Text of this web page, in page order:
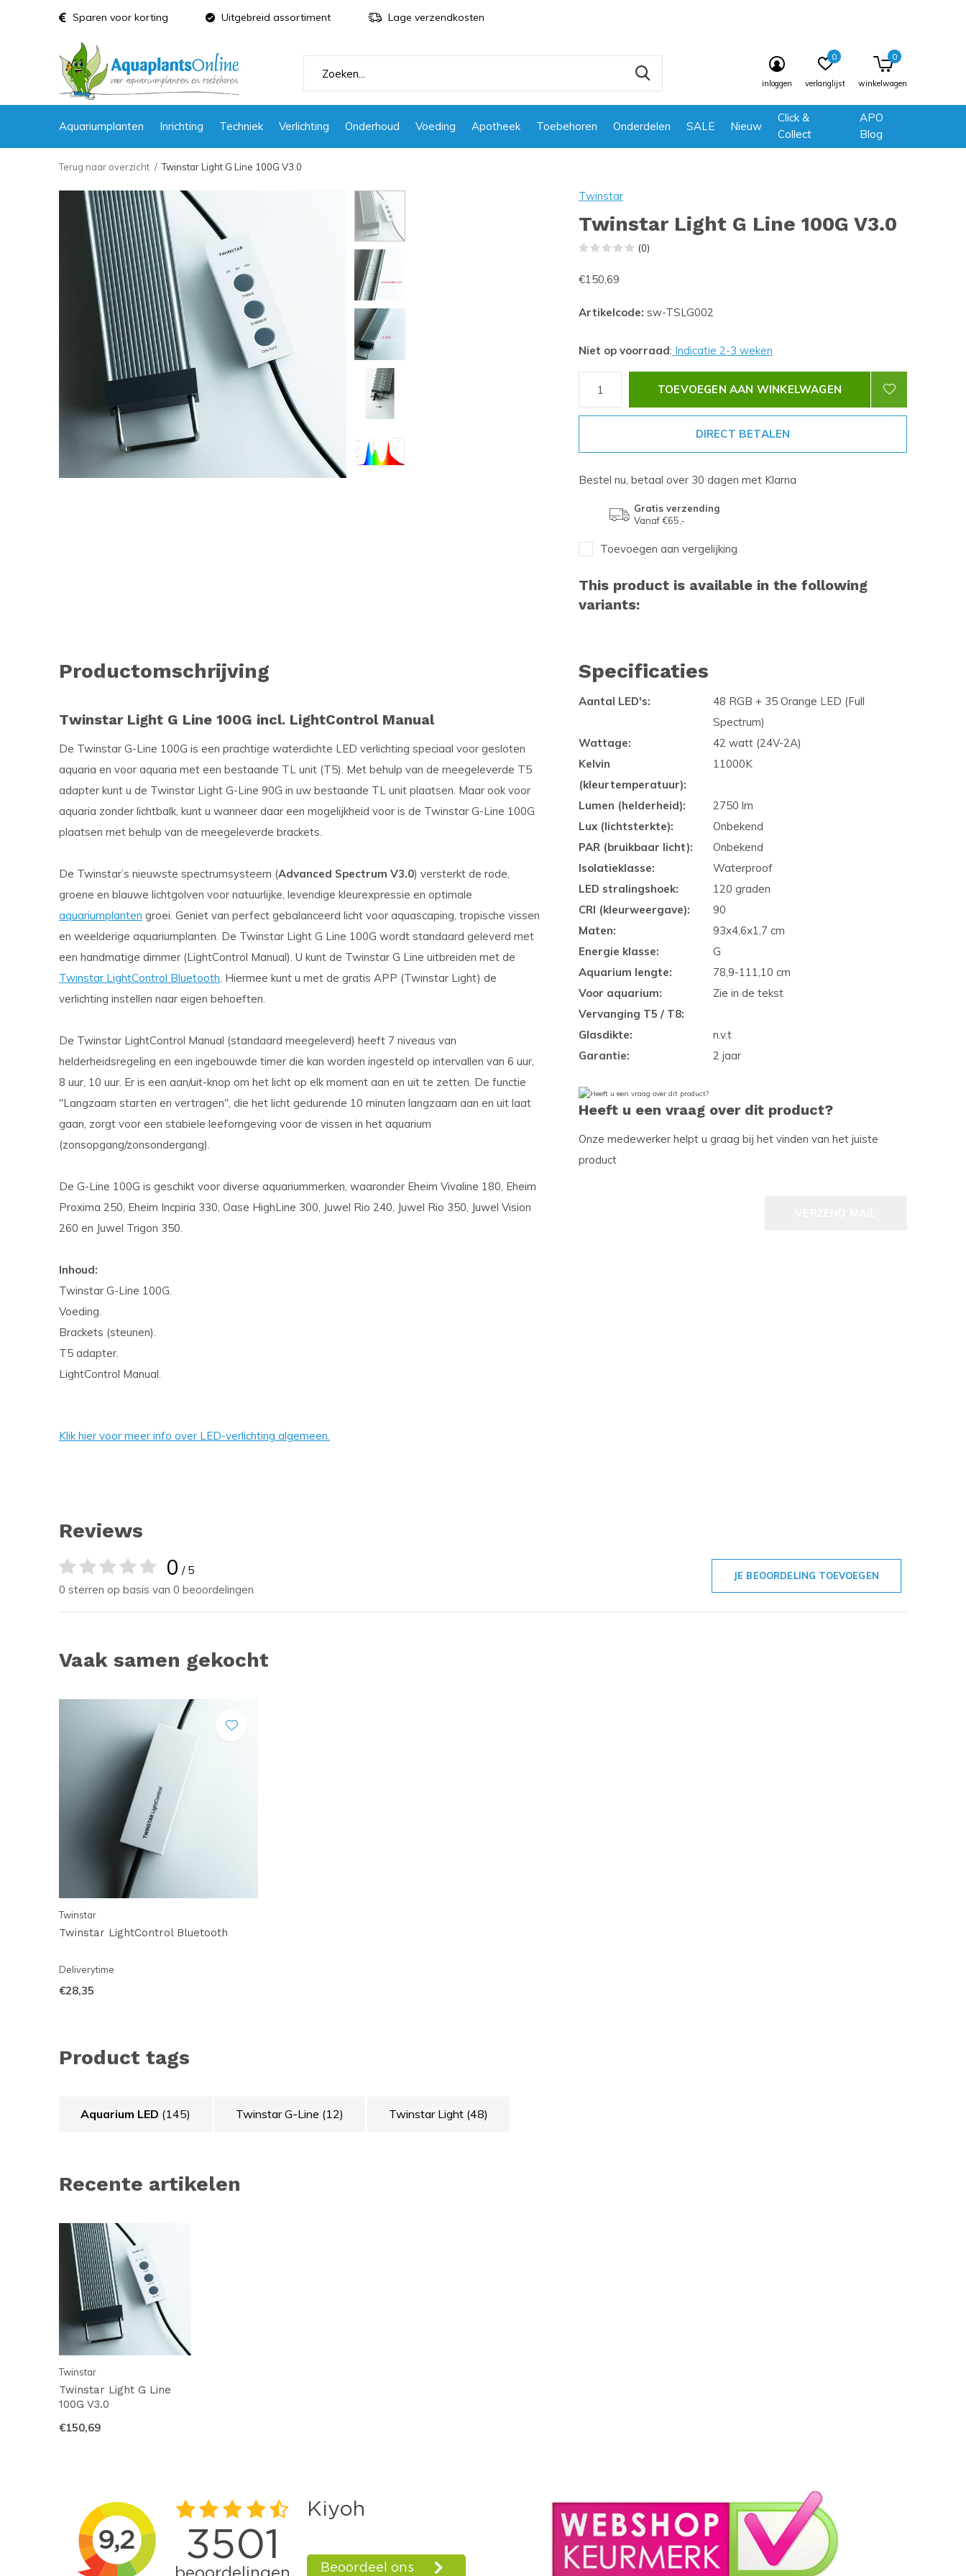
Aquariumplanten Inrichting Techniek Verlichting Onderhoud Voeding Apotheek Toebehoren Onderdelen SALE Nieuw
Click &
Collect
APO
Blog
inloggen verlanglijst
0
winkelwagen
0
Sparen voor korting Uitgebreid assortiment Lage verzendkosten
Terug naar overzicht Twinstar Light G Line 100G V3.0
Twinstar
Twinstar Light G Line 100G V3.0
(0)
€150,69
Artikelcode: sw-TSLG002
Niet op voorraad: Indicatie 2-3 weken
TOEVOEGEN AAN WINKELWAGEN
DIRECT BETALEN
Bestel nu, betaal over 30 dagen met Klarna
Gratis verzending
Vanaf €65,-
Toevoegen aan vergelijking
This product is available in the following
variants:
Productomschrijving
Twinstar Light G Line 100G incl. LightControl Manual
De Twinstar G-Line 100G is een prachtige waterdichte LED verlichting speciaal voor gesloten
aquaria en voor aquaria met een bestaande TL unit (T5). Met behulp van de meegeleverde T5
adapter kunt u de Twinstar Light G-Line 90G in uw bestaande TL unit plaatsen. Maar ook voor
aquaria zonder lichtbalk, kunt u wanneer daar een mogelijkheid voor is de Twinstar G-Line 100G
plaatsen met behulp van de meegeleverde brackets.
De Twinstar’s nieuwste spectrumsysteem (Advanced Spectrum V3.0) versterkt de rode,
groene en blauwe lichtgolven voor natuurlijke, levendige kleurexpressie en optimale
aquariumplanten groei. Geniet van perfect gebalanceerd licht voor aquascaping, tropische vissen
en weelderige aquariumplanten. De Twinstar Light G Line 100G wordt standaard geleverd met
een handmatige dimmer (LightControl Manual). U kunt de Twinstar G Line uitbreiden met de
Twinstar LightControl Bluetooth. Hiermee kunt u met de gratis APP (Twinstar Light) de
verlichting instellen naar eigen behoeften.
De Twinstar LightControl Manual (standaard meegeleverd) heeft 7 niveaus van
helderheidsregeling en een ingebouwde timer die kan worden ingesteld op intervallen van 6 uur,
8 uur, 10 uur. Er is een aan/uit-knop om het licht op elk moment aan en uit te zetten. De functie
"Langzaam starten en vertragen", die het licht gedurende 10 minuten langzaam aan en uit laat
gaan, zorgt voor een stabiele leefomgeving voor de vissen in het aquarium
(zonsopgang/zonsondergang).
De G-Line 100G is geschikt voor diverse aquariummerken, waaronder Eheim Vivaline 180, Eheim
Proxima 250, Eheim Incpiria 330, Oase HighLine 300, Juwel Rio 240, Juwel Rio 350, Juwel Vision
260 en Juwel Trigon 350.
Inhoud:
Twinstar G-Line 100G.
Voeding.
Brackets (steunen).
T5 adapter.
LightControl Manual.
Klik hier voor meer info over LED-verlichting algemeen.
Specificaties
Aantal LED's:
48 RGB + 35 Orange LED (Full
Spectrum)
Wattage:
42 watt (24V-2A)
Kelvin
(kleurtemperatuur):
11000K
Lumen (helderheid):
2750 lm
Lux (lichtsterkte):
Onbekend
PAR (bruikbaar licht):
Onbekend
Isolatieklasse:
Waterproof
LED stralingshoek:
120 graden
CRI (kleurweergave):
90
Maten:
93x4,6x1,7 cm
Energie klasse:
G
Aquarium lengte:
78,9-111,10 cm
Voor aquarium:
Zie in de tekst
Vervanging T5 / T8:
Glasdikte:
n.v.t
Garantie:
2 jaar
Heeft u een vraag over dit product?
Onze medewerker helpt u graag bij het vinden van het juiste
product
Reviews
0 / 5
0 sterren op basis van 0 beoordelingen
JE BEOORDELING TOEVOEGEN
Vaak samen gekocht
Twinstar
Twinstar LightControl Bluetooth
Deliverytime
€28,35
Product tags
Aquarium LED (145) Twinstar G-Line (12) Twinstar Light (48)
Recente artikelen
Twinstar
Twinstar Light G Line
100G V3.0
€150,69